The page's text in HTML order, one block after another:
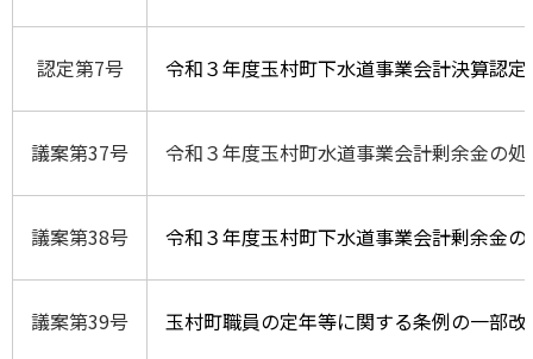
認定第7号 令和３年度玉村町下水道事業会計決算認
議案第37号 令和３年度玉村町水道事業会計剰余金の
議案第38号 令和３年度玉村町下水道事業会計剰余金
議案第39号 玉村町職員の定年等に関する条例の一部